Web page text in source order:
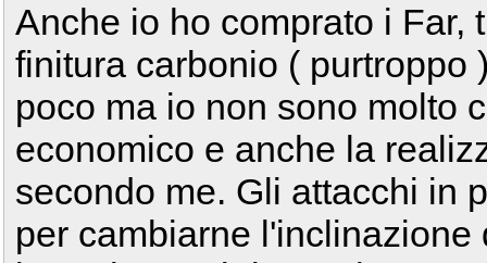
Anche io ho comprato i Far,
finitura carbonio ( purtroppo
poco ma io non sono molto
economico e anche la
secondo me. Gli attacchi in
per cambiarne